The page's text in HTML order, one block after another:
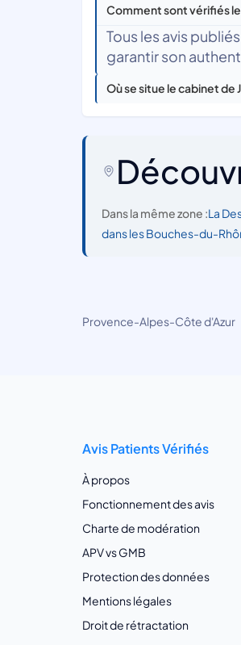
Comment sont vérifiés
Tous les avis
garantir son
Où se situe le cabinet de
Dans la même zone :La
dans les Bouches-du-
Provence-Alpes-Côte d'Azur
Avis Patients Vérifiés
À propos
Fonctionnement des avis
Charte de modération
APV vs GMB
Protection des données
Mentions légales
Droit de rétractation